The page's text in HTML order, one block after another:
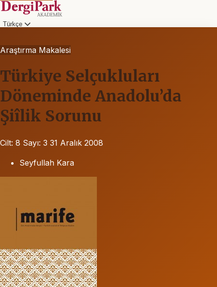
Türkçe
Araştırma Makalesi
Türkiye Selçukluları
Döneminde Anadolu’da
Şiîlik Sorunu
Cilt: 8 Sayı: 3 31 Aralık 2008
Seyfullah Kara